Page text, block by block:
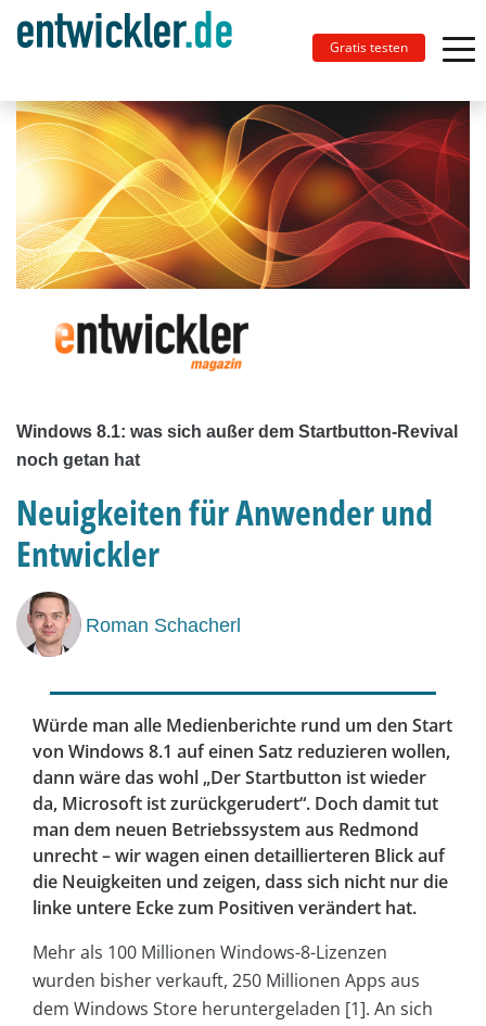
Gratis testen
Windows 8.1: was sich außer dem Startbutton-Revival
noch getan hat
Neuigkeiten für Anwender und
Entwickler
Roman Schacherl
Würde man alle Medienberichte rund um den Start
von Windows 8.1 auf einen Satz reduzieren wollen,
dann wäre das wohl „Der Startbutton ist wieder
da, Microsoft ist zurückgerudert“. Doch damit tut
man dem neuen Betriebssystem aus Redmond
unrecht – wir wagen einen detaillierteren Blick auf
die Neuigkeiten und zeigen, dass sich nicht nur die
linke untere Ecke zum Positiven verändert hat.
Mehr als 100 Millionen Windows-8-Lizenzen
wurden bisher verkauft, 250 Millionen Apps aus
dem Windows Store heruntergeladen [1]. An sich